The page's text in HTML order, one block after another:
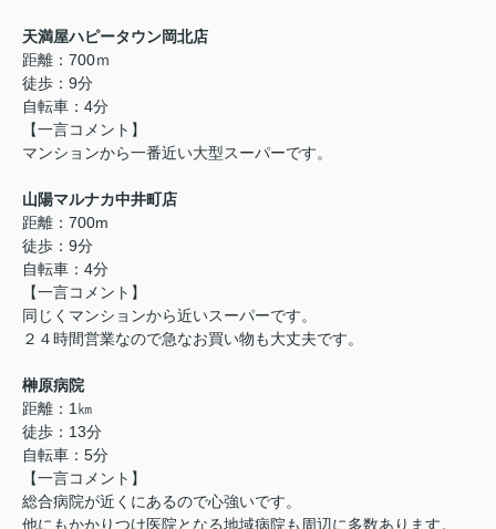
天満屋ハピータウン岡北店
距離：700ｍ
徒歩：9分
自転車：4分
【一言コメント】
マンションから一番近い大型スーパーです。
山陽マルナカ中井町店
距離：700m
徒歩：9分
自転車：4分
【一言コメント】
同じくマンションから近いスーパーです。
２４時間営業なので急なお買い物も大丈夫です。
榊原病院
距離：1㎞
徒歩：13分
自転車：5分
【一言コメント】
総合病院が近くにあるので心強いです。
他にもかかりつけ医院となる地域病院も周辺に多数あります。